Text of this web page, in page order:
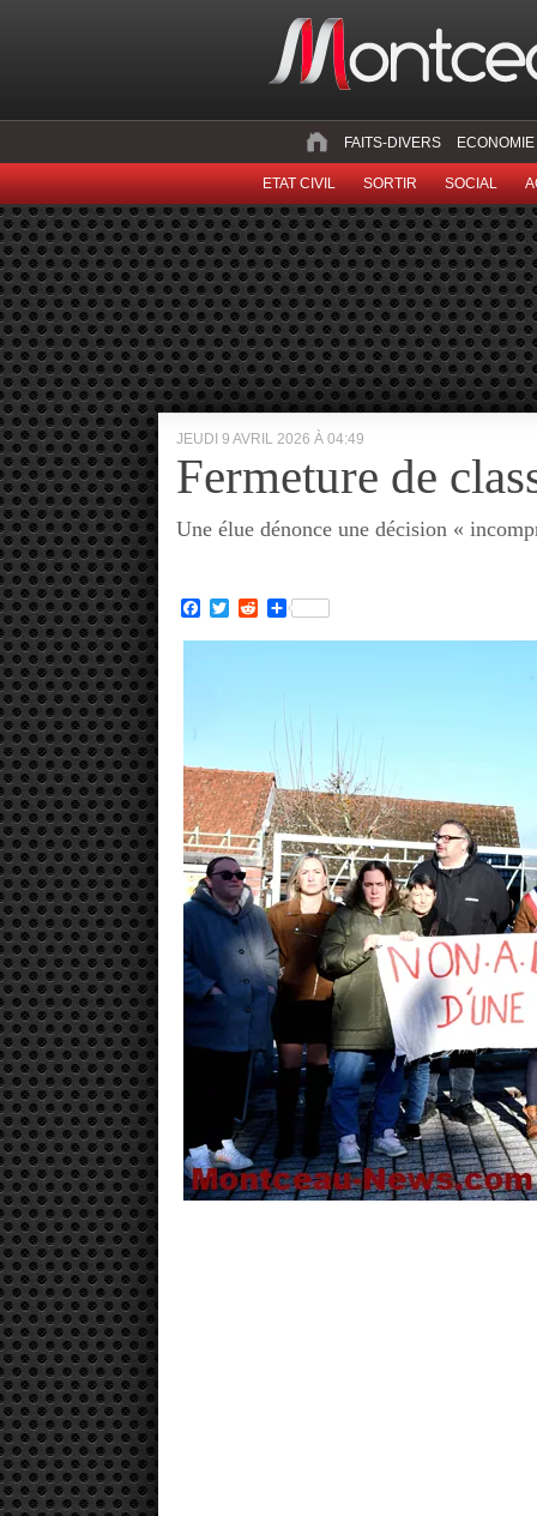
FAITS-DIVERS ECONOMIE
ETAT CIVIL SORTIR SOCIAL
JEUDI 9 AVRIL 2026 À 04:49
Fermeture de
Une élue dénonce une décision «
Facebook
TwitterRedditPartager